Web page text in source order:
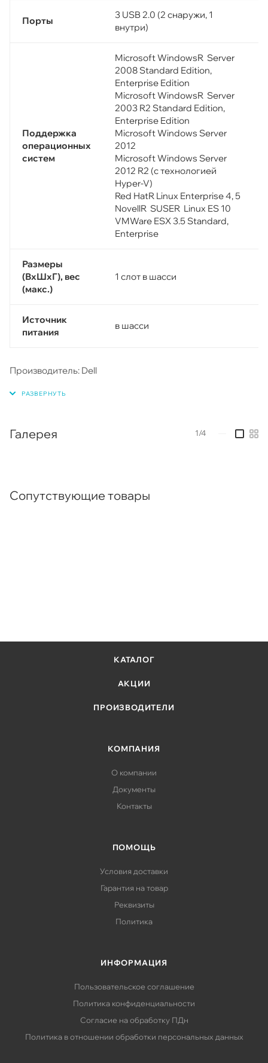
Порты
3 USB 2.0 (2 снаружи, 1
внутри)
Поддержка
операционных
систем
Microsoft WindowsR Server
2008 Standard Edition,
Enterprise Edition
Microsoft WindowsR Server
2003 R2 Standard Edition,
Enterprise Edition
Microsoft Windows Server
2012
Microsoft Windows Server
2012 R2 (с технологией
Hyper-V)
Red HatR Linux Enterprise 4, 5
NovellR SUSER Linux ES 10
VMWare ESX 3.5 Standard,
Enterprise
Размеры
(ВхШхГ), вес
(макс.)
1 слот в шасси
Источник
питания
в шасси
Производитель: Dell
Галерея 1/4
Сопутствующие товары
КАТАЛОГ
АКЦИИ
ПРОИЗВОДИТЕЛИ
КОМПАНИЯ
О компании
Документы
Контакты
ПОМОЩЬ
Условия доставки
Гарантия на товар
Реквизиты
Политика
ИНФОРМАЦИЯ
Пользовательское соглашение
Политика конфиденциальности
Согласие на обработку ПДн
Политика в отношении обработки персональных данных